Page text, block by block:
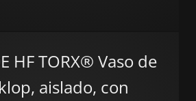
HF TORX® Vaso de
aislado, con